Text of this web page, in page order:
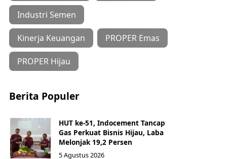
Industri Semen
Kinerja Keuangan PROPER Emas
PROPER Hijau
Berita Populer
HUT ke-51, Indocement Tancap
Gas Perkuat Bisnis Hijau, Laba
Melonjak 19,2 Persen
5 Agustus 2026